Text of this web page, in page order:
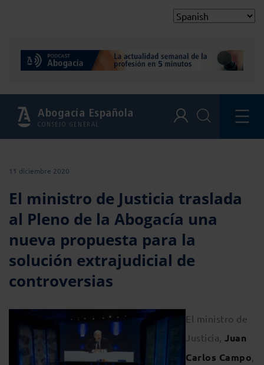
Abogacía Española
CONSEJO GENERAL
11 diciembre 2020
El ministro de Justicia traslada
al Pleno de la Abogacía una
nueva propuesta para la
solución extrajudicial de
controversias
El ministro de
Justicia,Juan
Carlos Campo,